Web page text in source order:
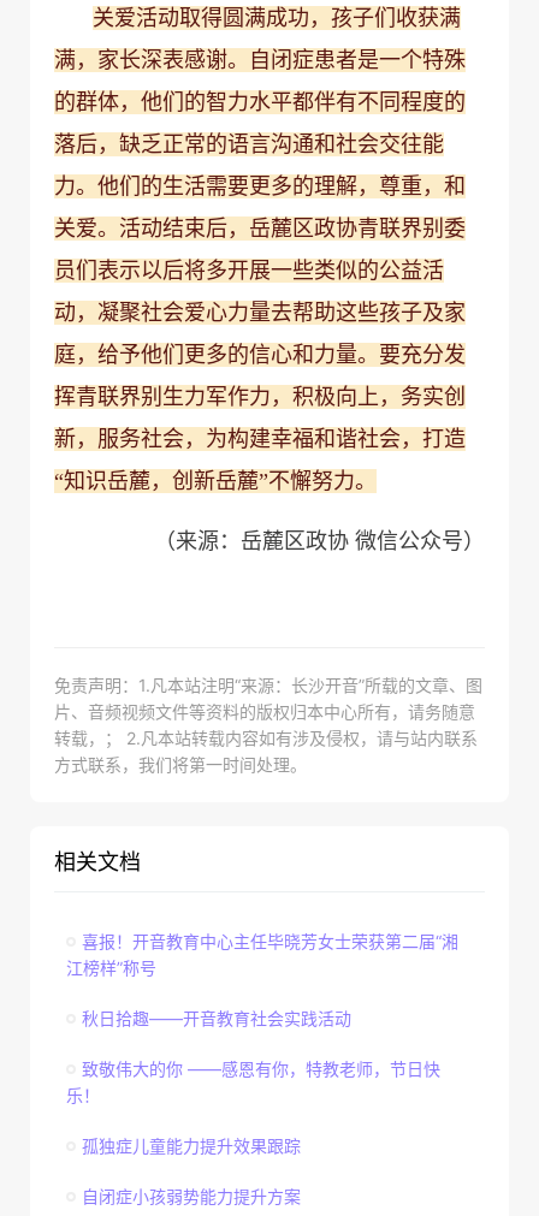
关爱活动取得圆满成功，孩子们收获满
满，家长深表感谢。自闭症患者是一个特殊
的群体，他们的智力水平都伴有不同程度的
落后，缺乏正常的语言沟通和社会交往能
力。他们的生活需要更多的理解，尊重，和
关爱。活动结束后，岳麓区政协青联界别委
员们表示以后将多开展一些类似的公益活
动，凝聚社会爱心力量去帮助这些孩子及家
庭，给予他们更多的信心和力量。要充分发
挥青联界别生力军作力，积极向上，务实创
新，服务社会，为构建幸福和谐社会，打造
“知识岳麓，创新岳麓”不懈努力。
（来源：岳麓区政协 微信公众号）
免责声明：1.凡本站注明“来源：长沙开音”所载的文章、图
片、音频视频文件等资料的版权归本中心所有，请务随意
转载，； 2.凡本站转载内容如有涉及侵权，请与站内联系
方式联系，我们将第一时间处理。
相关文档
喜报！开音教育中心主任毕晓芳女士荣获第二届“湘
江榜样”称号
秋日拾趣——开音教育社会实践活动
致敬伟大的你 ——感恩有你，特教老师，节日快
乐！
孤独症儿童能力提升效果跟踪
自闭症小孩弱势能力提升方案